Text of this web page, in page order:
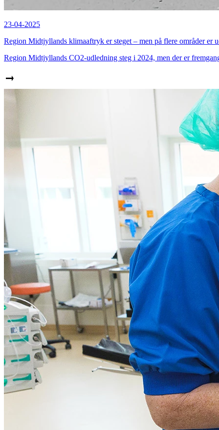
23-04-2025
Region Midtjyllands klimaaftryk er steget – men på flere områder er
Region Midtjyllands CO2-udledning steg i 2024, men der er